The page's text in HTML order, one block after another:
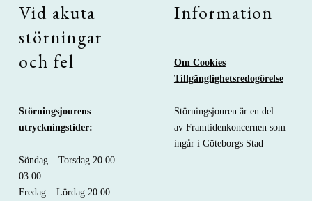
Vid akuta
störningar
och fel
Störningsjourens
utryckningstider:
Söndag – Torsdag 20.00 –
03.00
Fredag – Lördag 20.00 –
Information
Om Cookies
Tillgänglighetsredogörelse
Störningsjouren är en del
av Framtidenkoncernen som
ingår i Göteborgs Stad